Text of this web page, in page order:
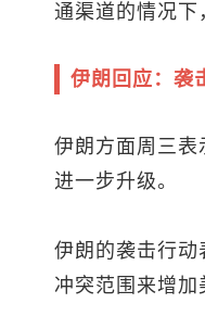
通渠道的情况下
伊朗回应：袭
伊朗方面周三
进一步升级。
伊朗的袭击行
冲突范围来增加